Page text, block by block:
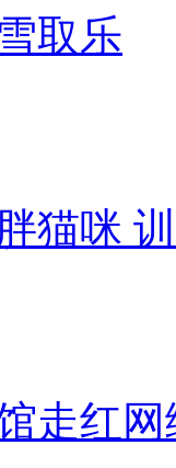
取乐
猫咪
走红网